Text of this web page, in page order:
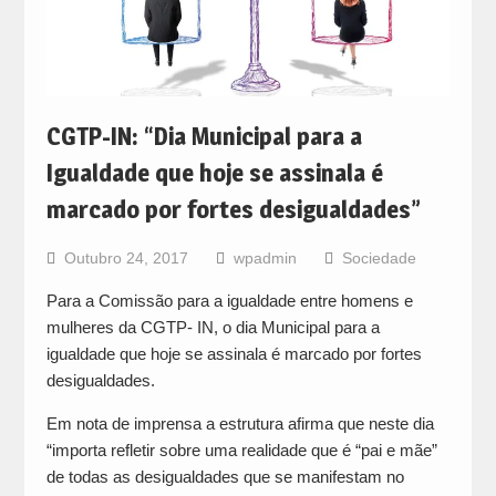
CGTP-IN: “Dia Municipal para a
Igualdade que hoje se assinala é
marcado por fortes desigualdades”
Outubro 24, 2017 wpadmin Sociedade
Para a Comissão para a igualdade entre homens e
mulheres da CGTP- IN, o dia Municipal para a
igualdade que hoje se assinala é marcado por fortes
desigualdades.
Em nota de imprensa a estrutura afirma que neste dia
“importa refletir sobre uma realidade que é “pai e mãe”
de todas as desigualdades que se manifestam no